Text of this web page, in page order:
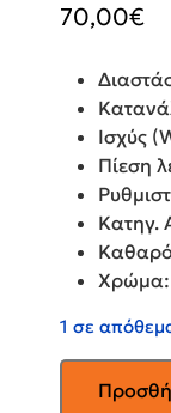
70,00€
Ισχύς
Πίεση
Κατηγ.
1 σε